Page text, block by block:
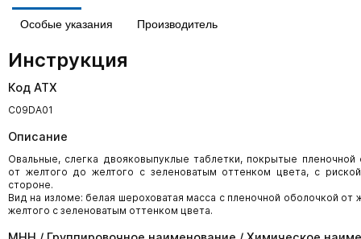
Особые указания Производитель
Инструкция
Код АТХ
C09DA01
Описание
Овальные, слегка двояковыпуклые таблетки, покрытые пленочной
от желтого до желтого с зеленоватым оттенком цвета, с
стороне.
Вид на изломе: белая шероховатая масса с пленочной оболочкой от
желтого с зеленоватым оттенком цвета.